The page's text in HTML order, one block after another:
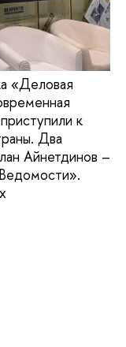
«Деловая
к
Два
Айнетдинов –